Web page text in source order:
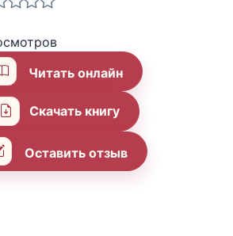
Читать онлайн
Скачать книгу
Оставить отзыв